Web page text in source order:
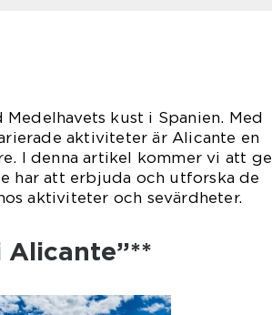
kust i Spanien. Med
aktiviteter är Alicante en
I denna artikel kommer vi att ge
har att erbjuda och utforska de
aktiviteter och sevärdheter.
Alicante”**